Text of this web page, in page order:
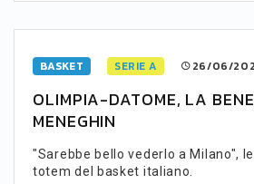
BASKET SERIE A 26/06/
OLIMPIA-DATOME, LA
MENEGHIN
"Sarebbe bello vederlo a Milano",
totem del basket italiano.